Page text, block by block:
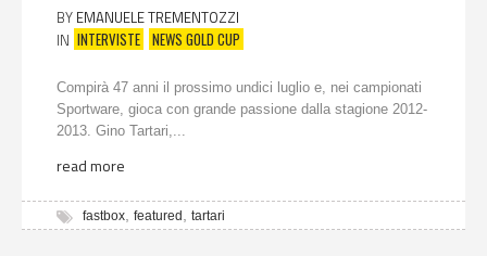
BY EMANUELE TREMENTOZZI
IN INTERVISTE NEWS GOLD CUP
Compirà 47 anni il prossimo undici luglio e, nei campionati
Sportware, gioca con grande passione dalla stagione 2012-
2013. Gino Tartari,...
read more
fastbox, featured , tartari